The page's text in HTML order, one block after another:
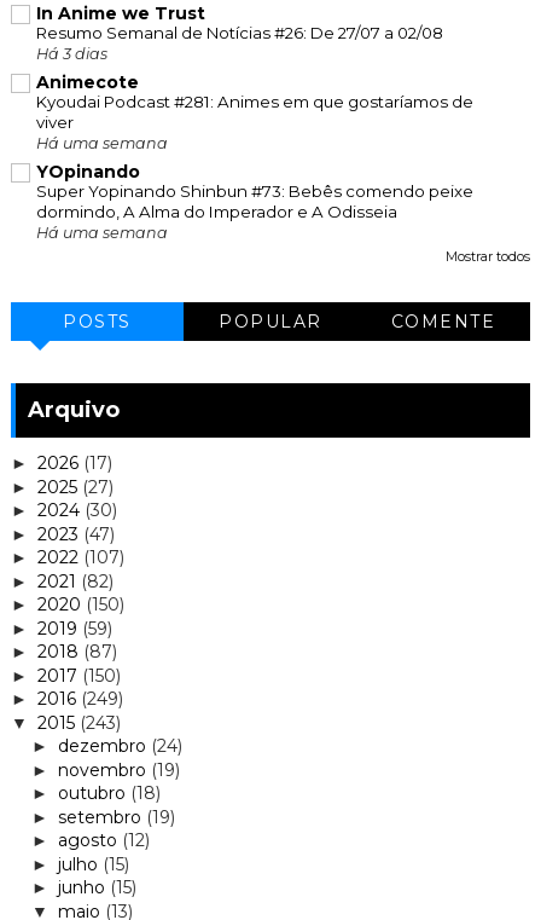
In Anime we Trust
Resumo Semanal de Notícias #26: De 27/07 a 02/08
Há 3 dias
Animecote
Kyoudai Podcast #281: Animes em que gostaríamos de
viver
Há uma semana
YOpinando
Super Yopinando Shinbun #73: Bebês comendo peixe
dormindo, A Alma do Imperador e A Odisseia
Há uma semana
Mostrar todos
POSTS POPULAR COMENTE
Arquivo
► 2026 (17)
► 2025 (27)
► 2024 (30)
► 2023 (47)
► 2022 (107)
► 2021 (82)
► 2020 (150)
► 2019 (59)
► 2018 (87)
► 2017 (150)
► 2016 (249)
▼ 2015 (243)
► dezembro (24)
► novembro (19)
► outubro (18)
► setembro (19)
► agosto (12)
► julho (15)
► junho (15)
▼ maio (13)